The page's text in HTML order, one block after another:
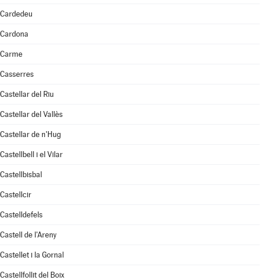
Cardedeu
Cardona
Carme
Casserres
Castellar del Riu
Castellar del Vallès
Castellar de n'Hug
Castellbell i el Vilar
Castellbisbal
Castellcir
Castelldefels
Castell de l'Areny
Castellet i la Gornal
Castellfollit del Boix